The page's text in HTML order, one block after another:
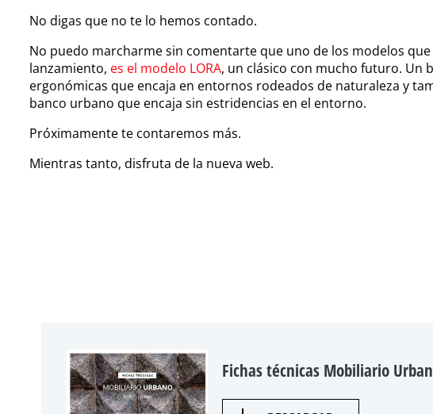
No digas que no te lo hemos contado.
No puedo marcharme sin comentarte que uno de los modelos
lanzamiento, es el modelo LORA, un clásico con mucho futuro. Un
ergonómicas que encaja en entornos rodeados de naturaleza y
banco urbano que encaja sin estridencias en el entorno.
Próximamente te contaremos más.
Mientras tanto, disfruta de la nueva web.
Fichas técnicas Mobiliario